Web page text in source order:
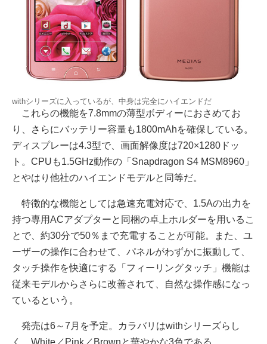
withシリーズに入っているが、中身は完全にハイエンドだ
これらの機能を7.8mmの薄型ボディーにおさめてお
り、さらにバッテリー容量も1800mAhを確保している。
ディスプレーは4.3型で、画面解像度は720×1280ドッ
ト。CPUも1.5GHz動作の「Snapdragon S4 MSM8960」
とやはり他社のハイエンドモデルと同等だ。
特徴的な機能としては急速充電対応で、1.5Aの出力を
持つ専用ACアダプターと同梱の卓上ホルダーを用いるこ
とで、約30分で50％まで充電することが可能。また、ユ
ーザーの操作に合わせて、パネルがわずかに振動して、
タッチ操作を快適にする「フィーリングタッチ」機能は
従来モデルからさらに改善されて、自然な操作感になっ
ているという。
発売は6～7月を予定。カラバリはwithシリーズらし
く、White／Pink／Brownと華やかな3色である。